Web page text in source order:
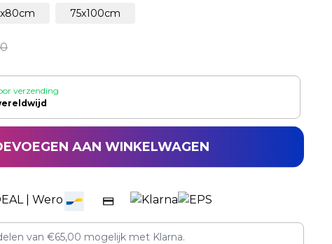
75x100cm
verzending
AAN WINKELWAGEN
van€65,00 mogelijk met Klarna.